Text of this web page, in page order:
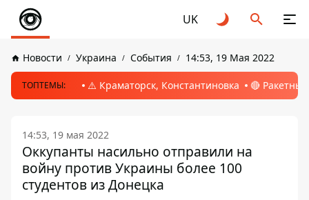
UK
Новости Украина События 14:53, 19 Мая 2022
ТОПТЕМЫ: ⚠️ Краматорск, Константиновка 🔴
14:53, 19 мая 2022
Оккупанты насильно отправили на
войну против Украины более 100
студентов из Донецка